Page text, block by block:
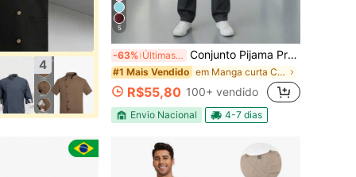
4
5
-63% Últimas 2 hrs Conjunto Pijama Profissional Hospitalar Calça +Blusa Scrub OXFORD PREMIUM
#1 Mais Vendido em Manga curta Conjuntos de uniformes masculinos
R$55,80 100+ vendido
Envio Nacional 4-7 dias